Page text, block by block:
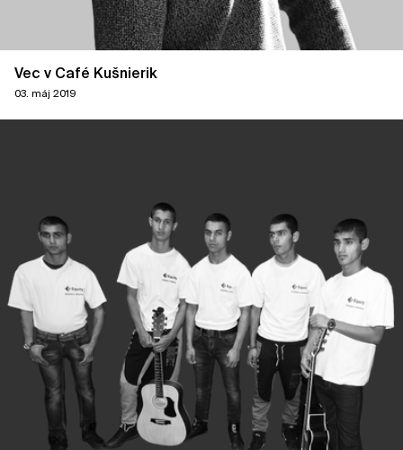
Vec v Café Kušnierik
03. máj 2019